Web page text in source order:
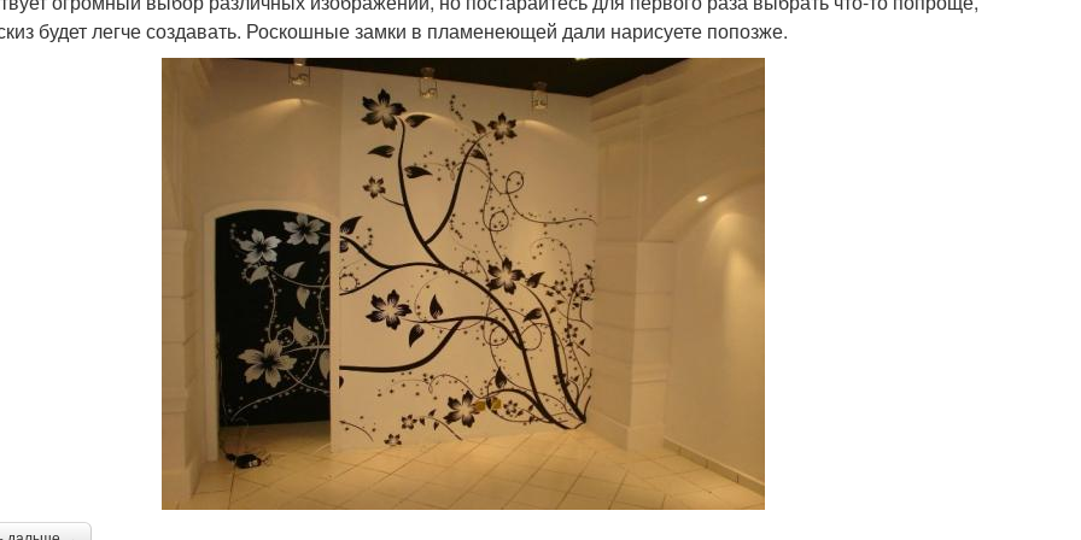
будет легче создавать. Роскошные замки в пламенеющей дали нарисуете попозже.